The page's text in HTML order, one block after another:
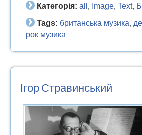
Категорія: all, Image, Text,
Tags: британська музика,
рок музика
Ігор Стравинський